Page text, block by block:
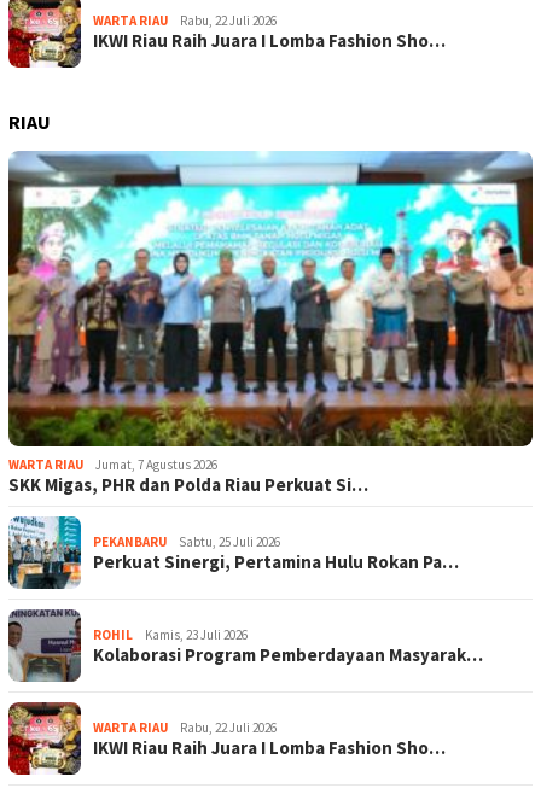
WARTA RIAU Rabu, 22 Juli 2026
IKWI Riau Raih Juara I Lomba Fashion Sho…
RIAU
WARTA RIAU Jumat, 7 Agustus 2026
SKK Migas, PHR dan Polda Riau Perkuat Si…
PEKANBARU Sabtu, 25 Juli 2026
Perkuat Sinergi, Pertamina Hulu Rokan Pa…
ROHIL Kamis, 23 Juli 2026
Kolaborasi Program Pemberdayaan Masyarak…
WARTA RIAU Rabu, 22 Juli 2026
IKWI Riau Raih Juara I Lomba Fashion Sho…